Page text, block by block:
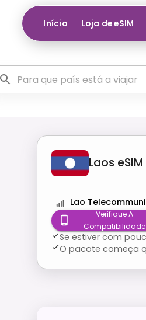
Início Loja de eSIM
Laos eSIM
Lao
Verifique A
Compatibilidade
Se estiver com
O pacote começa